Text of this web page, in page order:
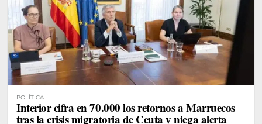
POLÍTICA
Interior cifra en 70.000 los retornos a Marruecos
tras la crisis migratoria de Ceuta y niega alerta